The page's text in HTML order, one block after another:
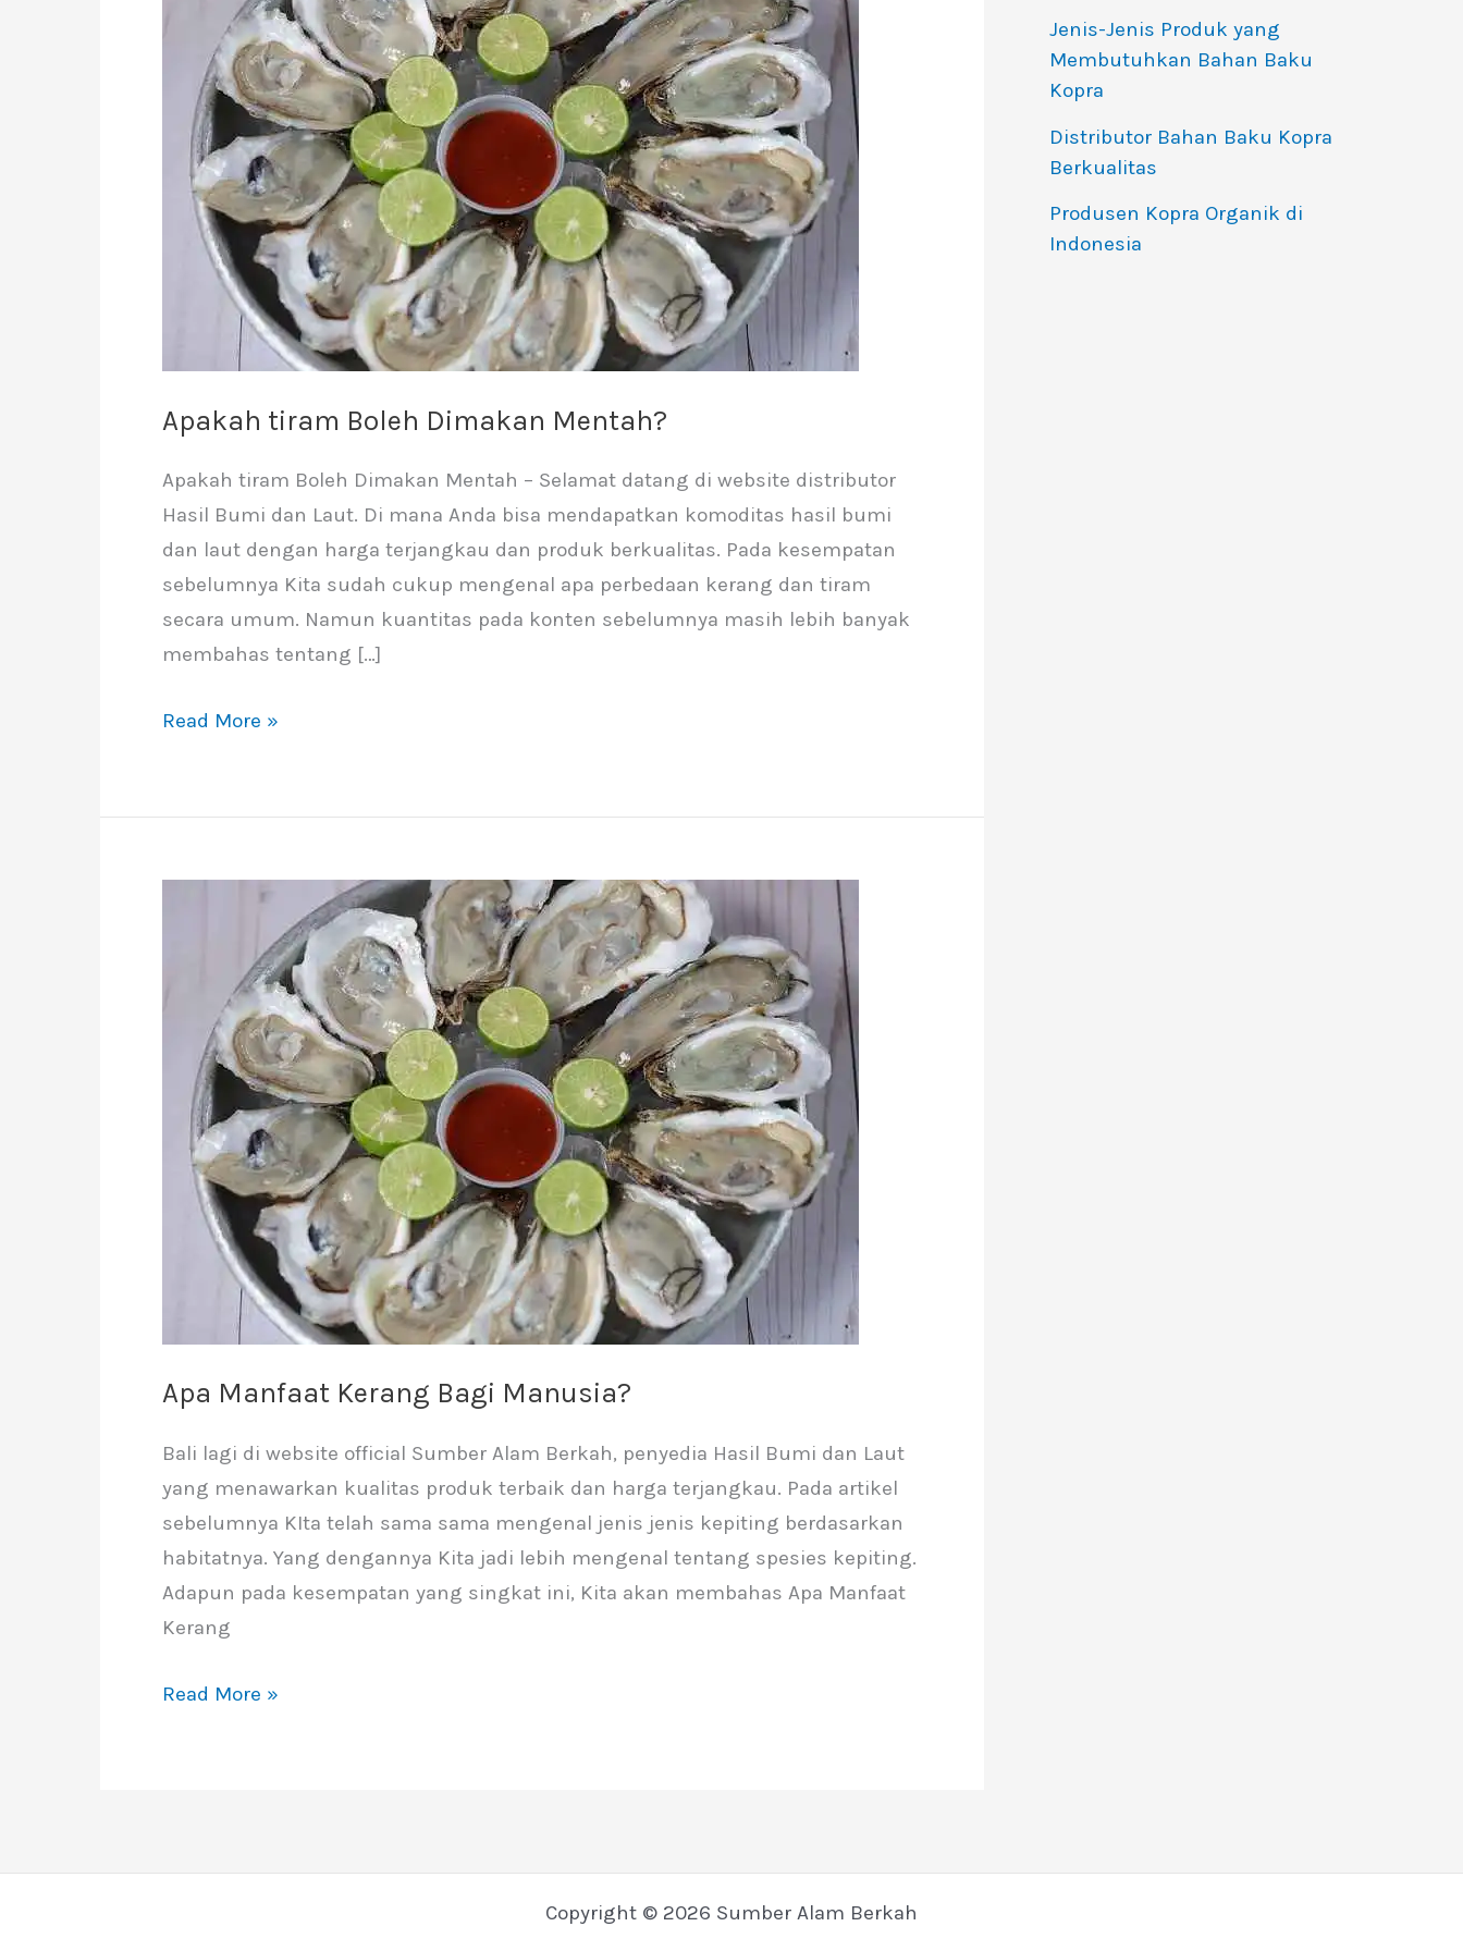
Apakah tiram Boleh Dimakan Mentah?
Apakah tiram Boleh Dimakan Mentah – Selamat datang di website distributor
Hasil Bumi dan Laut. Di mana Anda bisa mendapatkan komoditas hasil bumi
dan laut dengan harga terjangkau dan produk berkualitas. Pada kesempatan
sebelumnya Kita sudah cukup mengenal apa perbedaan kerang dan tiram
secara umum. Namun kuantitas pada konten sebelumnya masih lebih banyak
membahas tentang […]
Dimakan
Mentah?
Read More »
Apa Manfaat Kerang Bagi Manusia?
Bali lagi di website official Sumber Alam Berkah, penyedia Hasil Bumi dan Laut
yang menawarkan kualitas produk terbaik dan harga terjangkau. Pada artikel
sebelumnya KIta telah sama sama mengenal jenis jenis kepiting berdasarkan
habitatnya. Yang dengannya Kita jadi lebih mengenal tentang spesies kepiting.
Adapun pada kesempatan yang singkat ini, Kita akan membahas Apa Manfaat
Kerang
Manusia?
Read More »
Jenis-Jenis Produk yang
Membutuhkan Bahan Baku
Kopra
Distributor Bahan Baku Kopra
Berkualitas
Produsen Kopra Organik di
Indonesia
Copyright © 2026 Sumber Alam Berkah